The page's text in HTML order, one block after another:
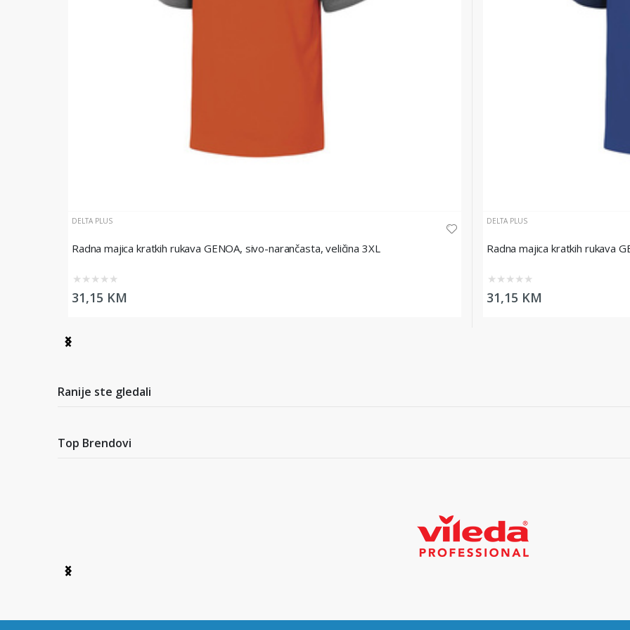
DELTA PLUS
Radna majica kratkih rukava GENOA, sivo-narančasta, veličina 3XL
★ ★ ★ ★ ★
31,15 KM
DELTA PLUS
Radna majica kratkih rukava
★ ★ ★ ★ ★
31,15 KM
Item
4
Ranije ste gledali
Top Brendovi
Item